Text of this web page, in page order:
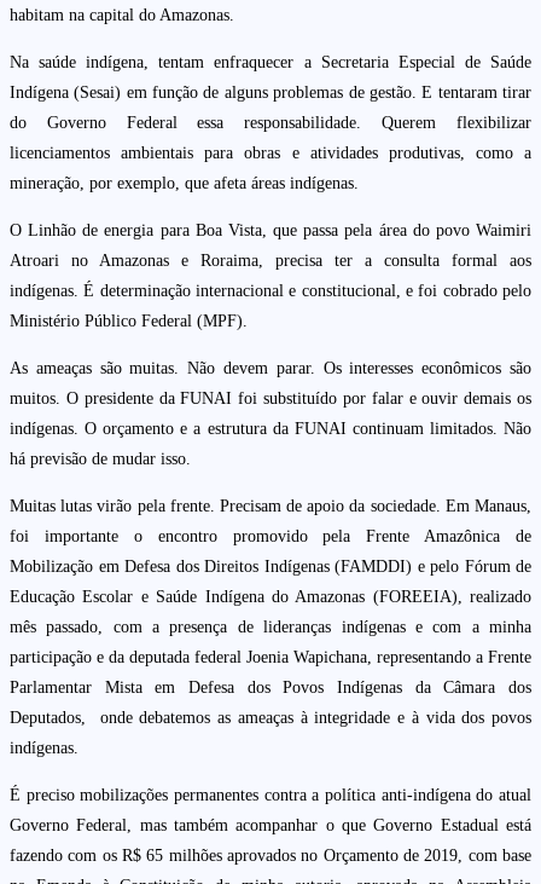
habitam na capital do Amazonas.
Na saúde indígena, tentam enfraquecer a Secretaria Especial de Saúde
Indígena (Sesai) em função de alguns problemas de gestão. E tentaram tirar
do Governo Federal essa responsabilidade. Querem flexibilizar
licenciamentos ambientais para obras e atividades produtivas, como a
mineração, por exemplo, que afeta áreas indígenas.
O Linhão de energia para Boa Vista, que passa pela área do povo Waimiri
Atroari no Amazonas e Roraima, precisa ter a consulta formal aos
indígenas. É determinação internacional e constitucional, e foi cobrado pelo
Ministério Público Federal (MPF).
As ameaças são muitas. Não devem parar. Os interesses econômicos são
muitos. O presidente da FUNAI foi substituído por falar e ouvir demais os
indígenas. O orçamento e a estrutura da FUNAI continuam limitados. Não
há previsão de mudar isso.
Muitas lutas virão pela frente. Precisam de apoio da sociedade. Em Manaus,
foi importante o encontro promovido pela Frente Amazônica de
Mobilização em Defesa dos Direitos Indígenas (FAMDDI) e pelo Fórum de
Educação Escolar e Saúde Indígena do Amazonas (FOREEIA), realizado
mês passado, com a presença de lideranças indígenas e com a minha
participação e da deputada federal Joenia Wapichana, representando a Frente
Parlamentar Mista em Defesa dos Povos Indígenas da Câmara dos
Deputados, onde debatemos as ameaças à integridade e à vida dos povos
indígenas.
É preciso mobilizações permanentes contra a política anti-indígena do atual
Governo Federal, mas também acompanhar o que Governo Estadual está
fazendo com os R$ 65 milhões aprovados no Orçamento de 2019, com base